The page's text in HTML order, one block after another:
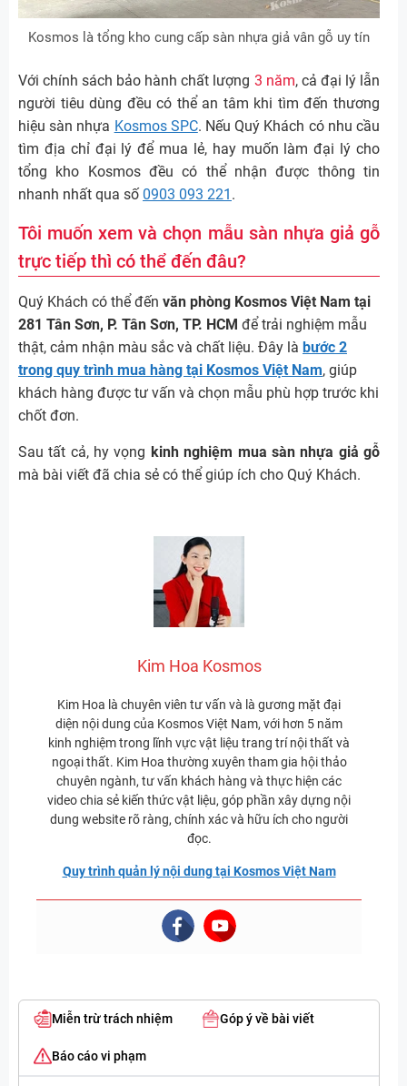
Kosmos là tổng kho cung cấp sàn nhựa giả vân gỗ uy tín
Với chính sách bảo hành chất lượng 3 năm, cả đại lý lẫn
người tiêu dùng đều có thể an tâm khi tìm đến thương
hiệu sàn nhựa Kosmos SPC. Nếu Quý Khách có nhu cầu
tìm địa chỉ đại lý để mua lẻ, hay muốn làm đại lý cho
tổng kho Kosmos đều có thể nhận được thông tin
nhanh nhất qua số 0903 093 221 .
Tôi muốn xem và chọn mẫu sàn nhựa giả gỗ
trực tiếp thì có thể đến đâu?
Quý Khách có thể đến văn phòng Kosmos Việt Nam tại
281 Tân Sơn, P. Tân Sơn, TP. HCM để trải nghiệm mẫu
thật, cảm nhận màu sắc và chất liệu. Đây là bước 2
trong quy trình mua hàng tại Kosmos Việt Nam, giúp
khách hàng được tư vấn và chọn mẫu phù hợp trước khi
chốt đơn.
Sau tất cả, hy vọng kinh nghiệm mua sàn nhựa giả gỗ
mà bài viết đã chia sẻ có thể giúp ích cho Quý Khách.
Kim Hoa Kosmos
Kim Hoa là chuyên viên tư vấn và là gương mặt đại
diện nội dung của Kosmos Việt Nam, với hơn 5 năm
kinh nghiệm trong lĩnh vực vật liệu trang trí nội thất và
ngoại thất. Kim Hoa thường xuyên tham gia hội thảo
chuyên ngành, tư vấn khách hàng và thực hiện các
video chia sẻ kiến thức vật liệu, góp phần xây dựng nội
dung website rõ ràng, chính xác và hữu ích cho người
đọc.
Quy trình quản lý nội dung tại Kosmos Việt Nam
Miễn trừ trách nhiệm Góp ý về bài viết
Báo cáo vi phạm